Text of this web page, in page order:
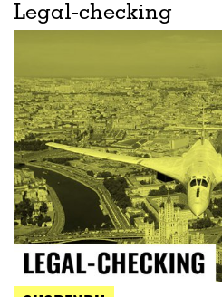
Legal-checking